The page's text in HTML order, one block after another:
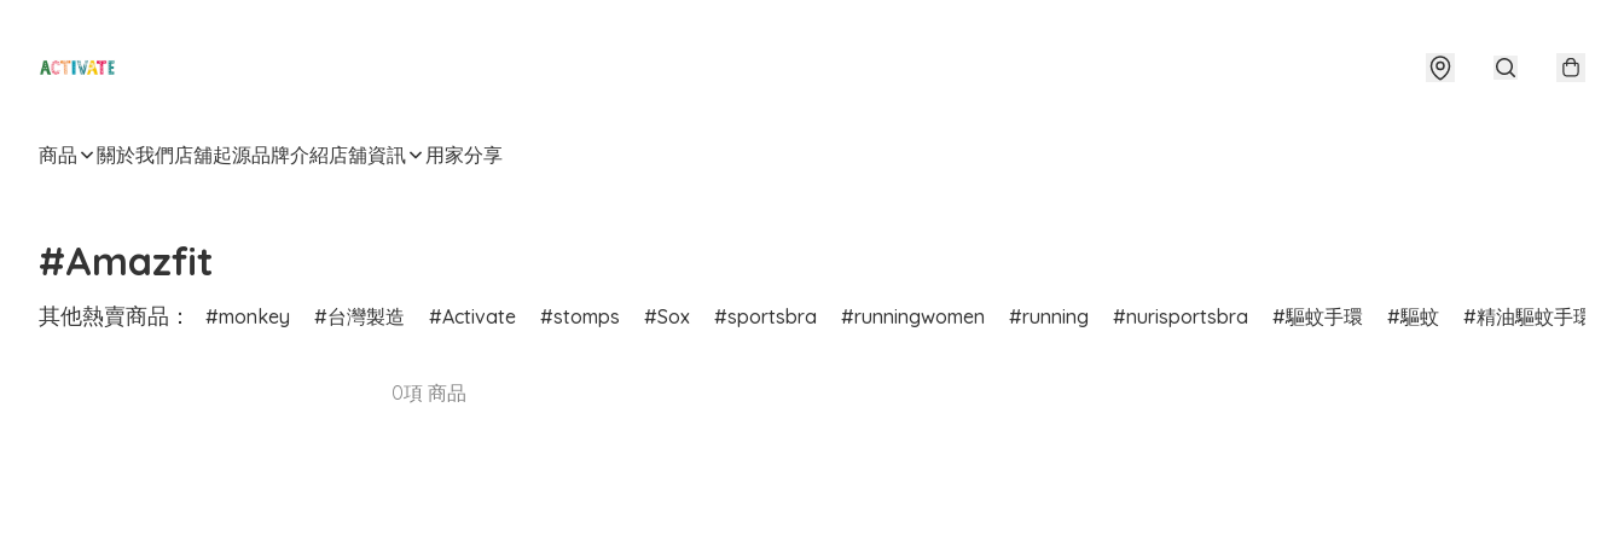
商品 關於我們店舖起源品牌介紹店舖資訊 用家分享
#Amazfit
其他熱賣商品： monkey 台灣製造 Activate stomps Sox sportsbra runningwomen running nurisportsbra 驅蚊手環 驅蚊 精油驅蚊手環
0項 商品